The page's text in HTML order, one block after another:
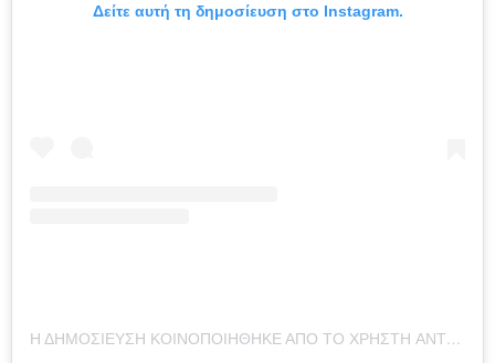
Δείτε αυτή τη δημοσίευση στο Instagram.
Η ΔΗΜΟΣΊΕΥΣΗ ΚΟΙΝΟΠΟΙΉΘΗΚΕ ΑΠΌ ΤΟ ΧΡΉΣΤΗ ANTHI VOULGARI (@ANTHIVOULGARI)